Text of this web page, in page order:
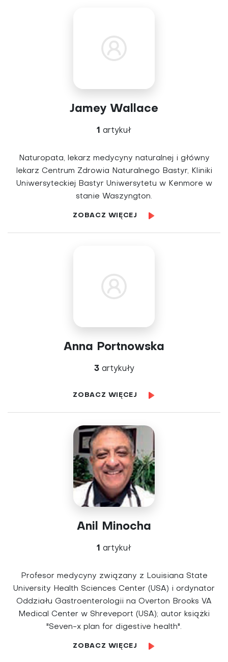
Jamey Wallace
1 artykuł
Naturopata, lekarz medycyny naturalnej i główny
lekarz Centrum Zdrowia Naturalnego Bastyr, Kliniki
Uniwersyteckiej Bastyr Uniwersytetu w Kenmore w
stanie Waszyngton.
ZOBACZ WIĘCEJ
Anna Portnowska
3artykuły
ZOBACZ WIĘCEJ
Anil Minocha
1 artykuł
Profesor medycyny związany z Louisiana State
University Health Sciences Center (USA) i ordynator
Oddziału Gastroenterologii na Overton Brooks VA
Medical Center w Shreveport (USA); autor książki
"Seven-x plan for digestive health".
ZOBACZ WIĘCEJ